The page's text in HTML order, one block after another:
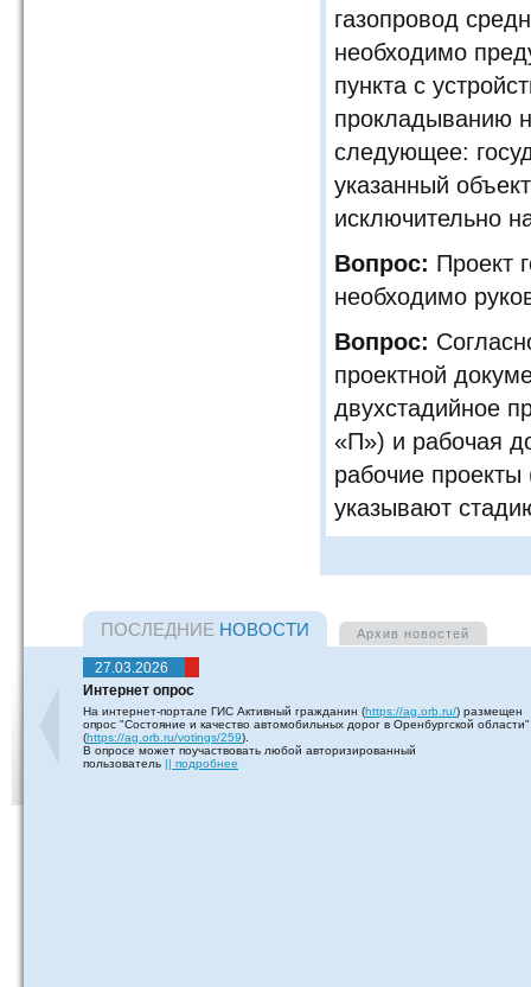
газопровод
необходимо
пункта с
прокладыванию
следующее:
указанный
исключительно
Вопрос: Проект
необходимо
Вопрос:
проектной
двухстадийное
«П») и рабочая
рабочие проекты
указывают
ПОСЛЕДНИЕ НОВОСТИ Архив новостей
27.03.2026
Интернет опрос
На интернет-портале ГИС Активный гражданин (https://ag.orb.ru/) размещен
опрос "Состояние и качество автомобильных дорог в Оренбургской области"
(https://ag.orb.ru/votings/259).
В опросе может поучаствовать любой авторизированный
пользователь || подробнее